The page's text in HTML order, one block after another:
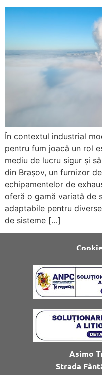
În contextul industrial
pentru fum joacă un rol
mediu de lucru sigur și
din Brașov, un furnizor
echipamentelor de
oferă o gamă variată de
adaptabile pentru
de sisteme […]
Asimo
Strada